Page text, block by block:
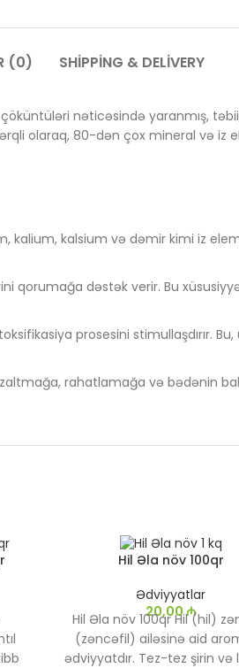
(0) SHIPPING & DELIVERY
nəticəsində yaranmış,
olaraq, 80-dən çox mineral və
kalium, kalsium və dəmir kimi iz
qorumağa dəstək verir. Bu
prosesini stimullaşdırır. Bu,
rahatlamağa və bədənin
Hil Əla növ 100qr
Ədviyyatlar
20,00₼
Hil Əla növ 100qr Hil (hil)
(zəncəfil) ailəsinə aid
ədviyyatdır. Tez-tez şirin və